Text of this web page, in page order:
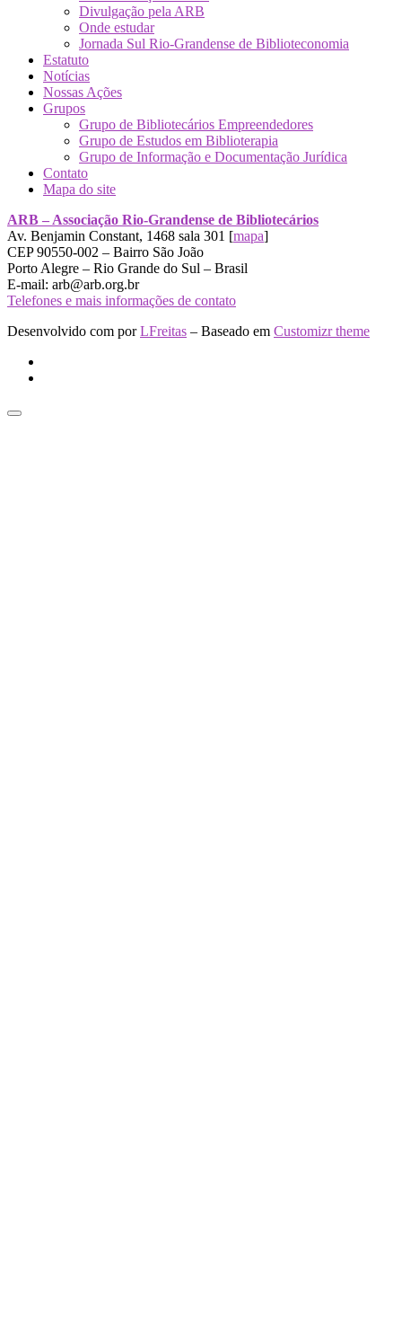
Divulgação pela ARB
Onde estudar
Jornada Sul Rio-Grandense de Biblioteconomia
Estatuto
Notícias
Nossas Ações
Grupos
Grupo de Bibliotecários Empreendedores
Grupo de Estudos em Biblioterapia
Grupo de Informação e Documentação Jurídica
Contato
Mapa do site
ARB – Associação Rio-Grandense de Bibliotecários
Av. Benjamin Constant, 1468 sala 301 [mapa]
CEP 90550-002 – Bairro São João
Porto Alegre – Rio Grande do Sul – Brasil
E-mail: arb@arb.org.br
Telefones e mais informações de contato
Desenvolvido com porLFreitas – Baseado em Customizr theme